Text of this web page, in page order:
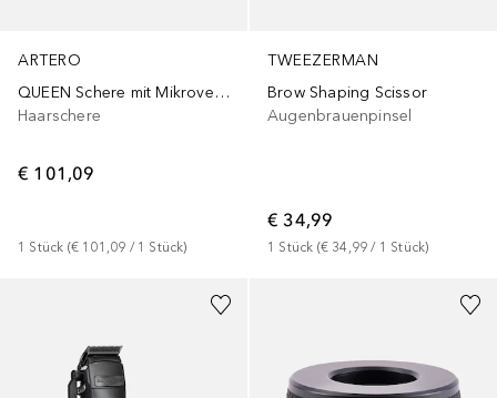
ARTERO
QUEEN Schere mit Mikroverzahnung
Haarschere
€ 101,09
1 Stück (€ 101,09 / 1 Stück)
TWEEZERMAN
Brow Shaping Scissor
Augenbrauenpinsel
€ 34,99
1 Stück (€ 34,99 / 1 Stück)